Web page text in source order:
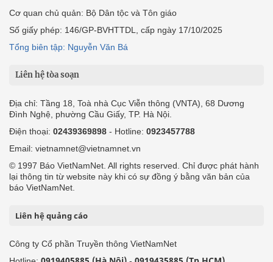
Cơ quan chủ quản: Bộ Dân tộc và Tôn giáo
Số giấy phép: 146/GP-BVHTTDL, cấp ngày 17/10/2025
Tổng biên tập: Nguyễn Văn Bá
Liên hệ tòa soạn
Địa chỉ: Tầng 18, Toà nhà Cục Viễn thông (VNTA), 68 Dương
Đình Nghệ, phường Cầu Giấy, TP. Hà Nội.
Điện thoại: 02439369898 - Hotline: 0923457788
Email: vietnamnet@vietnamnet.vn
© 1997 Báo VietNamNet. All rights reserved. Chỉ được phát hành
lại thông tin từ website này khi có sự đồng ý bằng văn bản của
báo VietNamNet.
Liên hệ quảng cáo
Công ty Cổ phần Truyền thông VietNamNet